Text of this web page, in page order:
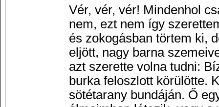
Vér, vér, vér! Mindenhol
nem, ezt nem így
és zokogásban törtem ki,
eljött, nagy barna
azt szerette volna tudni:
burka feloszlott körülötte.
sötétarany bundáján. Ő